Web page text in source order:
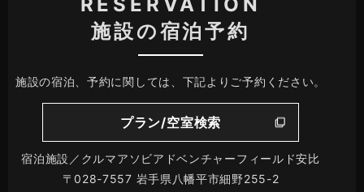
施設の宿泊予約
施設の宿泊、予約に関しては、下記よりご予約ください。
プラン/空室検索
宿泊施設／クルマアソビアドベンチャーフィールド安比
〒028-7557 岩手県八幡平市細野255-2